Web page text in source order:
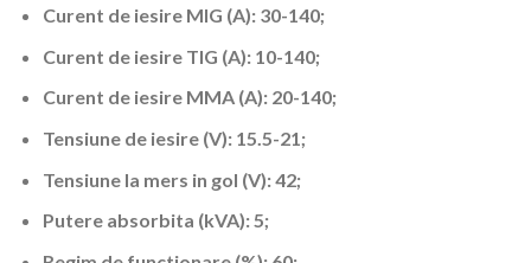
Curent de iesire MIG (A): 30-140;
Curent de iesire TIG (A): 10-140;
Curent de iesire MMA (A): 20-140;
Tensiune de iesire (V): 15.5-21;
Tensiune la mers in gol (V): 42;
Putere absorbita (kVA): 5;